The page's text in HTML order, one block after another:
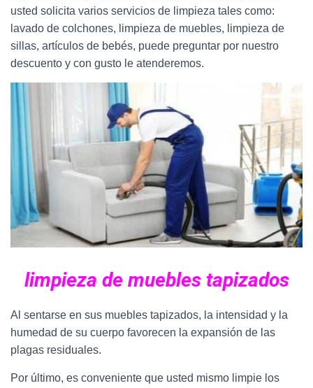
usted solicita varios servicios de limpieza tales como:
lavado de colchones, limpieza de muebles, limpieza de
sillas, artículos de bebés, puede preguntar por nuestro
descuento y con gusto le atenderemos.
limpieza de muebles tapizados
Al sentarse en sus muebles tapizados, la intensidad y la
humedad de su cuerpo favorecen la expansión de las
plagas residuales.
Por último, es conveniente que usted mismo limpie los